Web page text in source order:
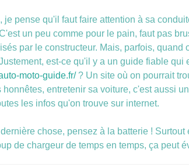
je pense qu'il faut faire attention à sa
un peu comme pour le pain, faut pas
par le constructeur. Mais, parfois,
est-ce qu'il y a un guide fiable
moto-guide.fr/? Un site où on pourrait
honnêtes, entretenir sa voiture, c'est aussi
les infos qu'on trouve sur internet.
chose, pensez à la batterie !
de chargeur de temps en temps, ça peut